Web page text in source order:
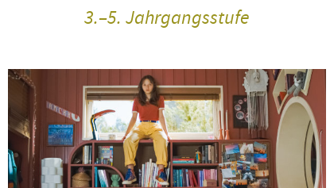
3.–5. Jahrgangsstufe